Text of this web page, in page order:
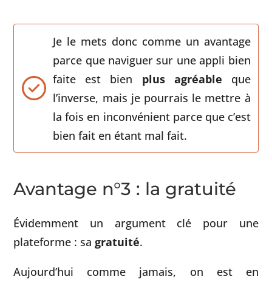
Je le mets donc comme un avantage
parce que naviguer sur une appli bien
faite est bien plus agréable que
l’inverse, mais je pourrais le mettre à
la fois en inconvénient parce que c’est
bien fait en étant mal fait.
Avantage n°3 : la gratuité
Évidemment un argument clé pour une
plateforme : sagratuité.
Aujourd’hui comme jamais, on est en